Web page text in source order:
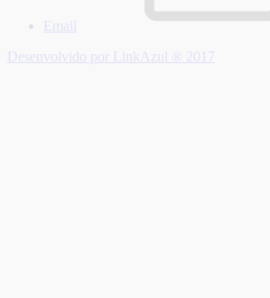
Email
Desenvolvido por LinkAzul ® 2017